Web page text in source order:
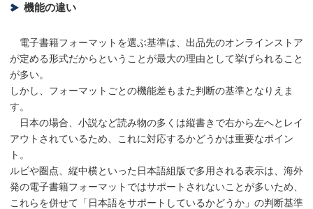
機能の違い
電子書籍フォーマットを選ぶ基準は、出品先のオンラインストア
が定める形式だからということが最大の理由として挙げられること
が多い。
しかし、フォーマットごとの機能差もまた判断の基準となりえま
す。
日本の場合、小説など読み物の多くは縦書きで右から左へとレイ
アウトされているため、これに対応するかどうかは重要なポイン
ト。
ルビや圏点、縦中横といった日本語組版で多用される表示は、海外
発の電子書籍フォーマットではサポートされないことが多いため、
これらを併せて「日本語をサポートしているかどうか」の判断基準